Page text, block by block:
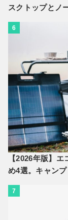
スクトップとノ
6
【2026年版】
め4選。キャン
7